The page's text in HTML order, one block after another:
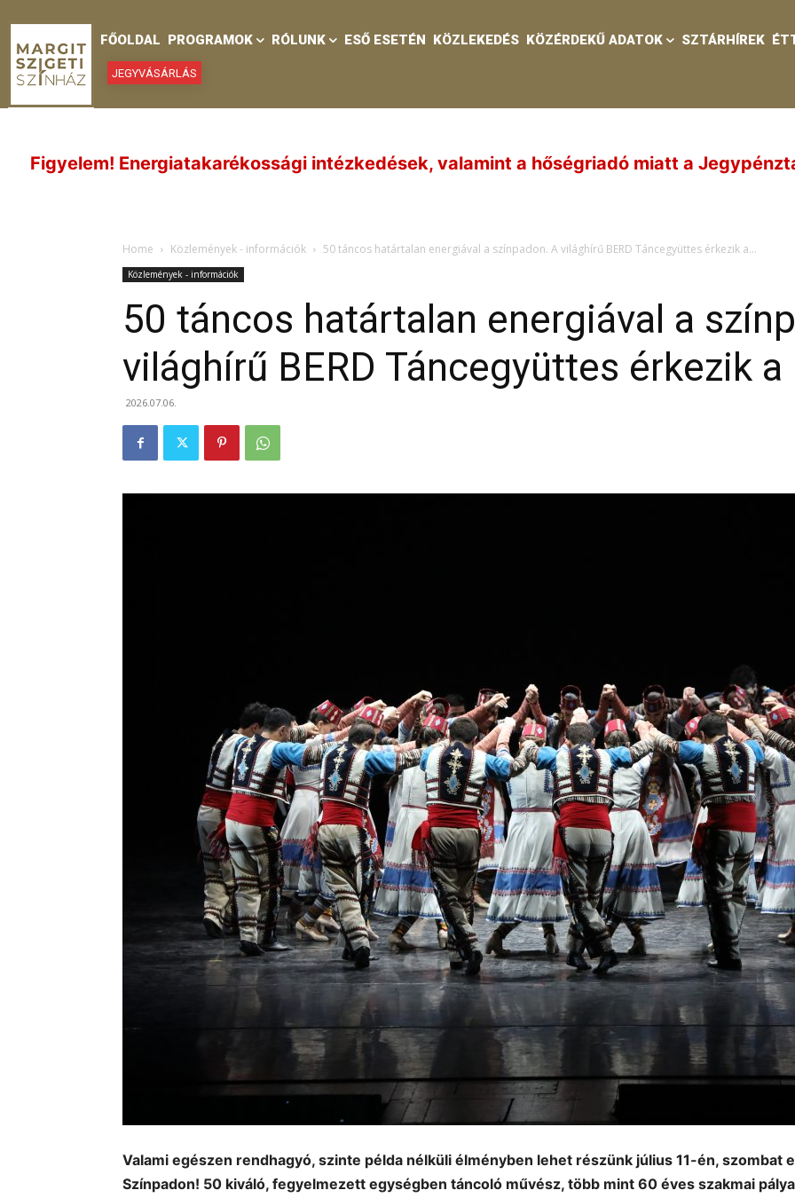
FŐOLDAL PROGRAMOK RÓLUNK ESŐ ESETÉN KÖZLEKEDÉS KÖZÉRDEKŰ ADATOK SZTÁRHÍREK
JEGYVÁSÁRLÁS
intézkedések, valamint a hőségriadó miatt a Jegypénztár és a
Home Közlemények - információk 50 táncos határtalan energiával a színpadon. A világhírű BERD Táncegyüttes érkezik a...
Közlemények - információk
50 táncos határtalan energiával a
világhírű BERD Táncegyüttes érkezik
2026.07.06.
Valami egészen rendhagyó, szinte példa nélküli élményben lehet részünk július 11-én, szombat
Színpadon! 50 kiváló, fegyelmezett egységben táncoló művész, több mint 60 éves szakmai